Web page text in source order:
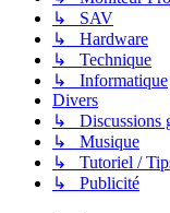
↳ SAV
↳ Hardware
↳ Technique
↳ Informatique
Divers
↳ Discussions
↳ Musique
↳ Tutoriel /
↳ Publicité